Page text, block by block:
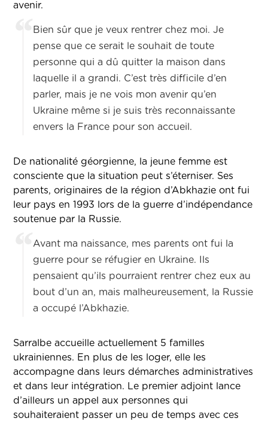
avenir.
Bien sûr que je veux rentrer chez moi. Je
pense que ce serait le souhait de toute
personne qui a dû quitter la maison dans
laquelle il a grandi. C’est très difficile d’en
parler, mais je ne vois mon avenir qu’en
Ukraine même si je suis très reconnaissante
envers la France pour son accueil.
De nationalité géorgienne, la jeune femme est
consciente que la situation peut s’éterniser. Ses
parents, originaires de la région d’Abkhazie ont fui
leur pays en 1993 lors de la guerre d’indépendance
soutenue par la Russie.
Avant ma naissance, mes parents ont fui la
guerre pour se réfugier en Ukraine. Ils
pensaient qu’ils pourraient rentrer chez eux au
bout d’un an, mais malheureusement, la Russie
a occupé l’Abkhazie.
Sarralbe accueille actuellement 5 familles
ukrainiennes. En plus de les loger, elle les
accompagne dans leurs démarches administratives
et dans leur intégration. Le premier adjoint lance
d’ailleurs un appel aux personnes qui
souhaiteraient passer un peu de temps avec ces